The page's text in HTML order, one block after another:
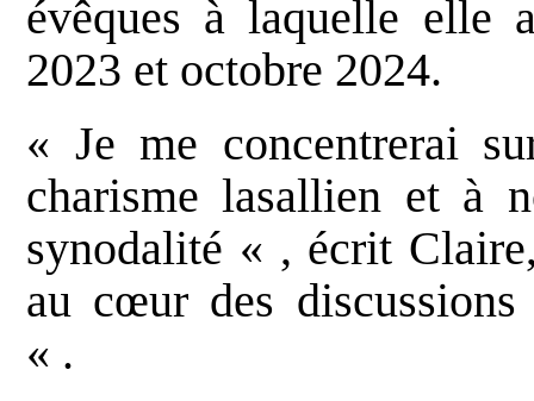
évêques à laquelle elle
2023 et octobre 2024.
« Je me concentrerai
charisme lasallien et à
synodalité « , écrit
au cœur des discussions
« .